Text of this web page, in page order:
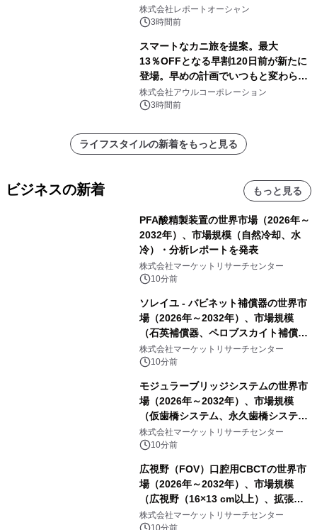
センター・高速光通信需要が成長を加
速
株式会社レポートオーシャン
3時間前
スマートなカニ旅を提案。最大
13％OFFとなる早割120日前が新たに
登場。早めの計画でいつもと変わらぬ
大人の冬旅を。ー夕日ヶ浦温泉「佳松
苑 別邸ふうか」ー
株式会社アウルコーポレーション
3時間前
ライフスタイルの新着をもっと見る
ビジネスの新着 もっと見る
PFA酸精製装置の世界市場（2026年～
2032年）、市場規模（自然冷却、水
冷）・分析レポートを発表
株式会社マーケットリサーチセンター
10分前
ソレイユ - バビネット補償器の世界市
場（2026年～2032年）、市場規模
（石英補償器、ペロブスカイト補償
器、その他）・分析レポートを発表
株式会社マーケットリサーチセンター
10分前
モジュラーブリッジシステムの世界市
場（2026年～2032年）、市場規模
（仮歯橋システム、永久歯橋システ
ム）・分析レポートを発表
株式会社マーケットリサーチセンター
10分前
広視野（FOV）口腔用CBCTの世界市
場（2026年～2032年）、市場規模
（広視野（16×13 cm以上）、拡張広
視野（18×16 cm以上）、超広視野
株式会社マーケットリサーチセンター